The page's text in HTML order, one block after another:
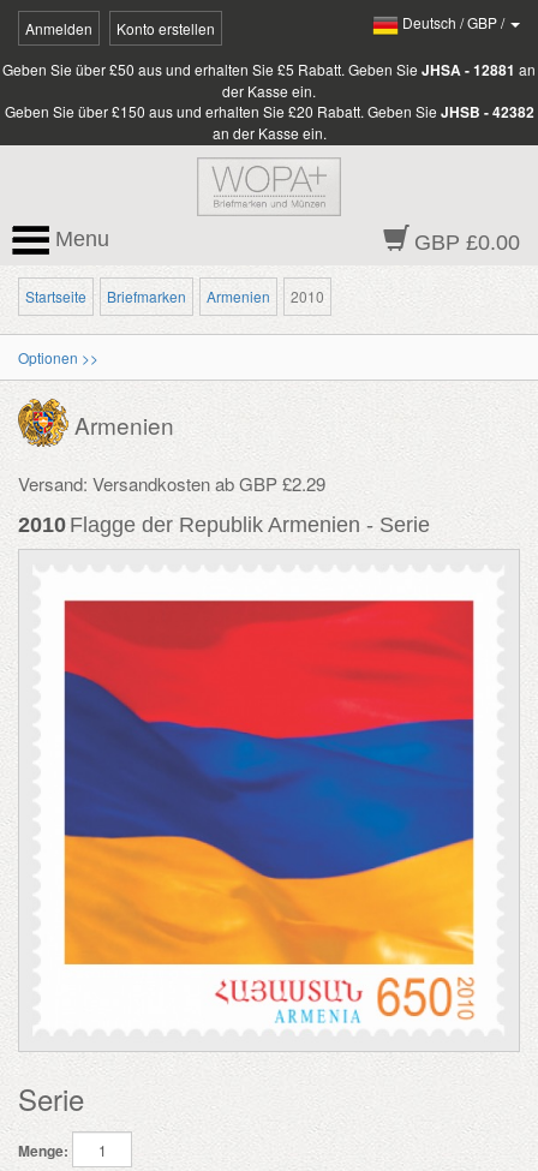
Anmelden Konto erstellen Deutsch /GBP/
Geben Sie über £50 aus und erhalten Sie £5 Rabatt. Geben Sie JHSA - 12881 an
der Kasse ein.
Geben Sie über £150 aus und erhalten Sie £20 Rabatt. Geben Sie JHSB - 42382
an der Kasse ein.
GBP £0.00
Menu
Startseite Briefmarken Armenien 2010
Optionen >>
Armenien
Versand: Versandkosten ab GBP £2.29
2010 Flagge der Republik Armenien - Serie
Serie
Menge: